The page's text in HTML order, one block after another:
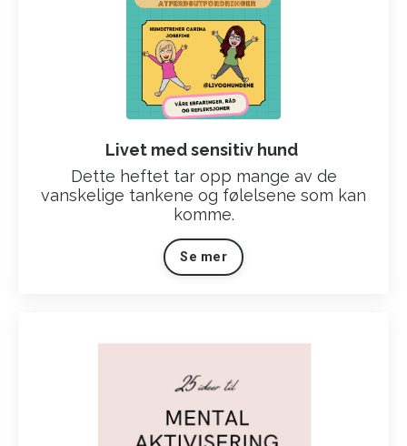
Livet med sensitiv hund
Dette heftet tar opp mange av de
vanskelige tankene og følelsene som kan
komme.
Se mer